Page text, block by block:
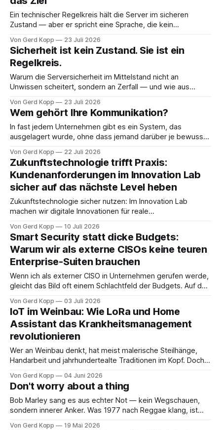
Ein technischer Regelkreis hält die Server im sicheren
Zustand — aber er spricht eine Sprache, die kein
eine Risikoposition macht, über die man entscheiden kann.
Teil zwei. Im ersten Teil ging es um einen geschlossenen
Regelkreis: Ein Inventar, das weiß, was existiert. Eine
Automation, die
Von Gerd Kopp 23 Juli 2026
Sicherheit ist kein Zustand. Sie ist ein
Regelkreis.
Warum die Serversicherheit im Mittelstand nicht an
Unwissen scheitert, sondern an Zerfall — und wie aus
das sich selbst im sicheren Zustand hält. Fragen Sie einen
Geschäftsführer, ob seine Server abgesichert sind, und die
Antwort lautet fast immer: ja. Man hat den Dienstleister
damit
Von Gerd Kopp 23 Juli 2026
Wem gehört Ihre Kommunikation?
In fast jedem Unternehmen gibt es ein System, das
ausgelagert wurde, ohne dass jemand darüber je bewusst
bei Microsoft, bei Google — und die Frage, warum
eigentlich dort, ist nie gestellt worden. Genau daran arbeite
ich mit meinen Kunden — und was
Von Gerd Kopp 22 Juli 2026
Zukunftstechnologie trifft Praxis:
Kundenanforderungen im Innovation Lab
sicher auf das nächste Level heben
Zukunftstechnologie sicher nutzen: Im Innovation Lab
machen wir digitale Innovationen für reale
wegweisende Technologien wie KI und Automation durch
„Security by Design“ risikoarm validieren – für Fortschritt
ohne Kompromisse.
Von Gerd Kopp 10 Juli 2026
Smart Security statt dicke Budgets:
Warum wir als externe CISOs keine teuren
Enterprise-Suiten brauchen
Wenn ich als externer CISO in Unternehmen gerufen werde,
gleicht das Bild oft einem Schlachtfeld der Budgets. Auf der
DORA, auf der anderen Seite verlangen die
Bedrohungslandschaft und die Geschäftsführung maximale
Resilienz. Und mitten im Kreuzfeuer? Heerscharen von
Software-Vertrieblern, die meinen
Von Gerd Kopp 03 Juli 2026
IoT im Weinbau: Wie LoRa und Home
Assistant das Krankheitsmanagement
revolutionieren
Wer an Weinbau denkt, hat meist malerische Steilhänge,
Handarbeit und jahrhundertealte Traditionen im Kopf. Doch
Sinne des integrierten und biologischen Weinbaus maximal
effizient einzusetzen, zwingen uns zu neuen Wegen. Die
Antwort liegt nicht mehr nur im Bauchgefühl, sondern in
datengetriebenen Entscheidungen direkt aus
Von Gerd Kopp 04 Juni 2026
Don't worry about a thing
Bob Marley sang es aus echter Not — kein Wegschauen,
sondern innerer Anker. Was 1977 nach Reggae klang, ist
Von Gerd Kopp 19 Mai 2026